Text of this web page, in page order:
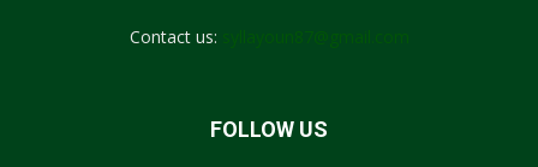
Contact us:
FOLLOW US